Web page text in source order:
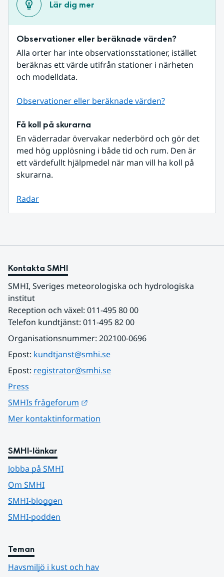
Lär dig mer
Observationer eller beräknade värden?
Alla orter har inte observationsstationer, istället
beräknas ett värde utifrån stationer i närheten
och modelldata.
Observationer eller beräknade värden?
Få koll på skurarna
En väderradar övervakar nederbörd och gör det
med hög upplösning i både tid och rum. Den är
ett värdefullt hjälpmedel när man vill ha koll på
skurarna.
Radar
Kontakta SMHI
SMHI, Sveriges meteorologiska och hydrologiska
institut
Reception och växel: 011-495 80 00
Telefon kundtjänst: 011-495 82 00
Organisationsnummer: 202100-0696
Epost: kundtjanst@smhi.se
Epost: registrator@smhi.se
Press
SMHIs frågeforum
Mer kontaktinformation
SMHI-länkar
Jobba på SMHI
Om SMHI
SMHI-bloggen
SMHI-podden
Teman
Havsmiljö i kust och hav